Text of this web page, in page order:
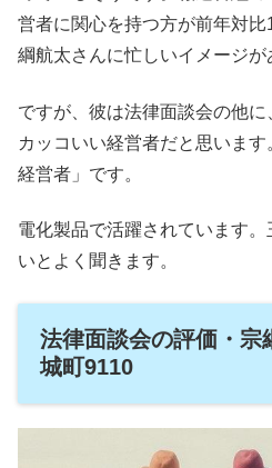
営者に関心を持つ方が前年対
綱航太さんに忙しいイメージが
ですが、彼は法律面談会の他
カッコいい経営者だと思いま
経営者」です。
電化製品で活躍されています
いとよく聞きます。
法律面談会の評価・宗
城町9110